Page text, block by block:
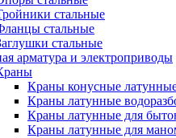
стальные
стальные
стальные
арматура и электроприводы
Краны конусные
Краны латунные
Краны латунные для
Краны латунные для